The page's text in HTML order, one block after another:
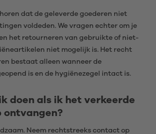
dat de geleverde goederen niet
voldeden. We vragen echter om je
het retourneren van gebruikte of niet-
niet mogelijk is. Het recht
bestaat alleen wanneer de
is en de hygiënezegel intact is.
doen als ik het verkeerde
ontvangen?
Neem rechtstreeks contact op